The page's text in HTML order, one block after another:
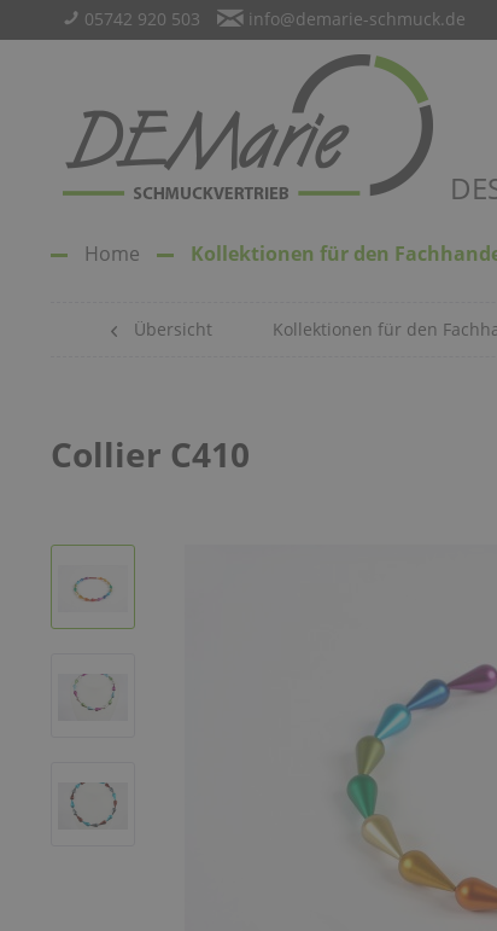
05742 920 503 info@demarie-schmuck.de
Home Kollektionen für den
Übersicht Kollektionen für den
Collier C410